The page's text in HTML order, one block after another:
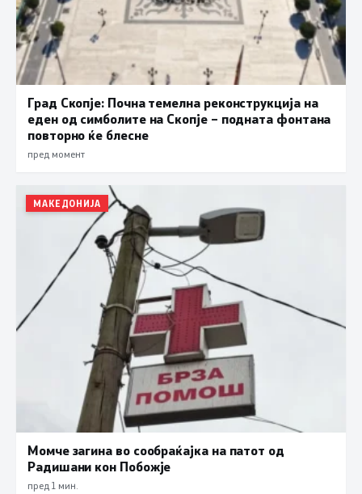
Град Скопје: Почна темелна реконструкција на
еден од симболите на Скопје – подната фонтана
повторно ќе блесне
пред момент
МАКЕДОНИЈА
Момче загина во сообраќајка на патот од
Радишани кон Побожје
пред 1 мин.